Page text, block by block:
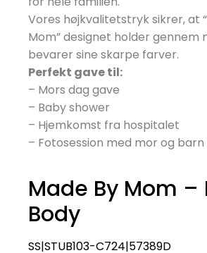
Vores højkvalitetstryk sikrer, at
Mom” designet holder gennem
bevarer sine skarpe farver.
Perfekt gave til:
– Mors dag gave
– Baby shower
– Hjemkomst fra hospitalet
– Fotosession med mor og barn
Made By Mom –
Body
SS|STUB103-C724|57389D